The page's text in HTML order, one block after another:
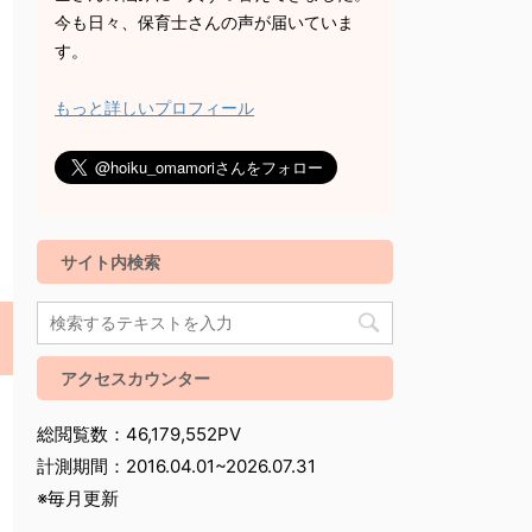
今も日々、保育士さんの声が届いていま
す。
もっと詳しいプロフィール
サイト内検索
アクセスカウンター
総閲覧数：46,179,552PV
計測期間：2016.04.01~2026.07.31
※毎月更新